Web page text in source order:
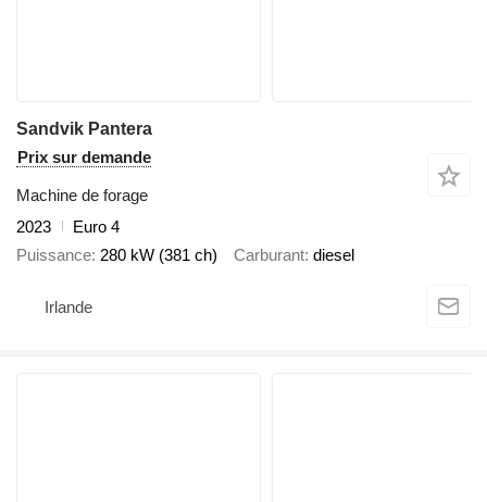
Sandvik Pantera
Prix sur demande
Machine de forage
2023
Euro 4
Puissance 280 kW (381 ch) Carburant diesel
Irlande